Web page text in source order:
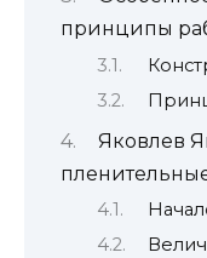
принципы
Яковлев